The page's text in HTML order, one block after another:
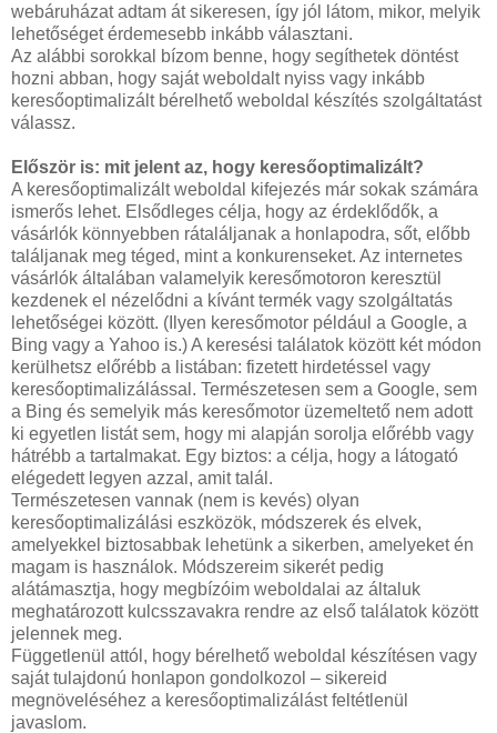
webáruházat adtam át sikeresen, így jól látom, mikor, melyik
lehetőséget érdemesebb inkább választani.
Az alábbi sorokkal bízom benne, hogy segíthetek döntést
hozni abban, hogy saját weboldalt nyiss vagy inkább
keresőoptimalizált bérelhető weboldal készítés szolgáltatást
válassz.
Először is: mit jelent az, hogy keresőoptimalizált?
A keresőoptimalizált weboldal kifejezés már sokak számára
ismerős lehet. Elsődleges célja, hogy az érdeklődők, a
vásárlók könnyebben rátaláljanak a honlapodra, sőt, előbb
találjanak meg téged, mint a konkurenseket. Az internetes
vásárlók általában valamelyik keresőmotoron keresztül
kezdenek el nézelődni a kívánt termék vagy szolgáltatás
lehetőségei között. (Ilyen keresőmotor például a Google, a
Bing vagy a Yahoo is.) A keresési találatok között két módon
kerülhetsz előrébb a listában: fizetett hirdetéssel vagy
keresőoptimalizálással. Természetesen sem a Google, sem
a Bing és semelyik más keresőmotor üzemeltető nem adott
ki egyetlen listát sem, hogy mi alapján sorolja előrébb vagy
hátrébb a tartalmakat. Egy biztos: a célja, hogy a látogató
elégedett legyen azzal, amit talál.
Természetesen vannak (nem is kevés) olyan
keresőoptimalizálási eszközök, módszerek és elvek,
amelyekkel biztosabbak lehetünk a sikerben, amelyeket én
magam is használok. Módszereim sikerét pedig
alátámasztja, hogy megbízóim weboldalai az általuk
meghatározott kulcsszavakra rendre az első találatok között
jelennek meg.
Függetlenül attól, hogy bérelhető weboldal készítésen vagy
saját tulajdonú honlapon gondolkozol – sikereid
megnöveléséhez a keresőoptimalizálást feltétlenül
javaslom.